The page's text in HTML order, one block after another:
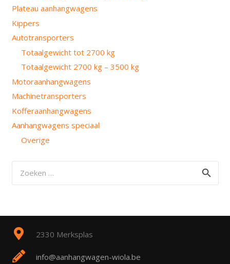
Plateau aanhangwagens
Kippers
Autotransporters
Totaalgewicht tot 2700 kg
Totaalgewicht 2700 kg – 3500 kg
Motoraanhangwagens
Machinetransporters
Kofferaanhangwagens
Aanhangwagens speciaal
Overige
naar:
2330 Merksplas
info@aanhangwagen-wiola.be